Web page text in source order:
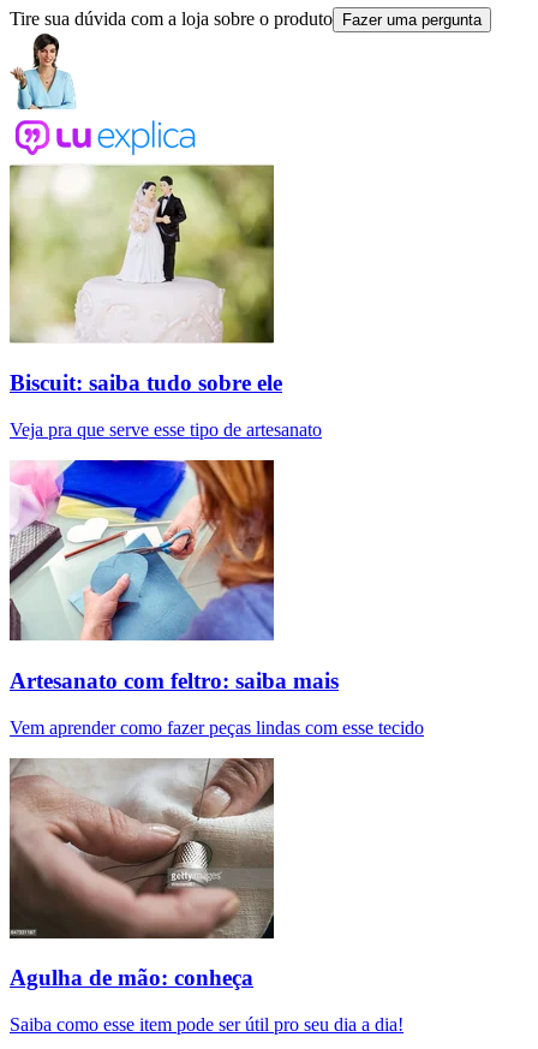
Tire sua dúvida com a loja sobre o produto Fazer uma pergunta
Biscuit: saiba tudo sobre ele
Veja pra que serve esse tipo de artesanato
Artesanato com feltro: saiba mais
Vem aprender como fazer peças lindas com esse tecido
Agulha de mão: conheça
Saiba como esse item pode ser útil pro seu dia a dia!